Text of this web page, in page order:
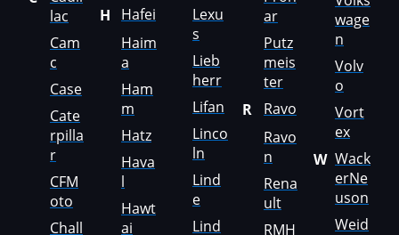
Mahindra
MAN
Manitou
Maserati
MasseyFerguson
lac
Cam
c
Case
Cate
rpilla
r
CFM
oto
Chall
H
Hafei
Haim
a
Ham
m
Hatz
Hava
l
Hawt
ai
Lexu
s
Lieb
herr
Lifan
Linco
ln
Lind
e
Lind
ar
Putz
meis
ter
R
Ravo
Ravo
n
Rena
ult
RMH
wage
n
Volv
o
Vort
ex
W Wack
erNe
uson
Weid